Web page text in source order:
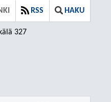
RSS HAKU
327